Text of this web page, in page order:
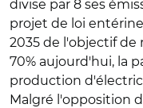
divise par 8 ses
projet de loi
2035 de l'objectif de
70% aujourd'hui, la
production
Malgré l'opposition